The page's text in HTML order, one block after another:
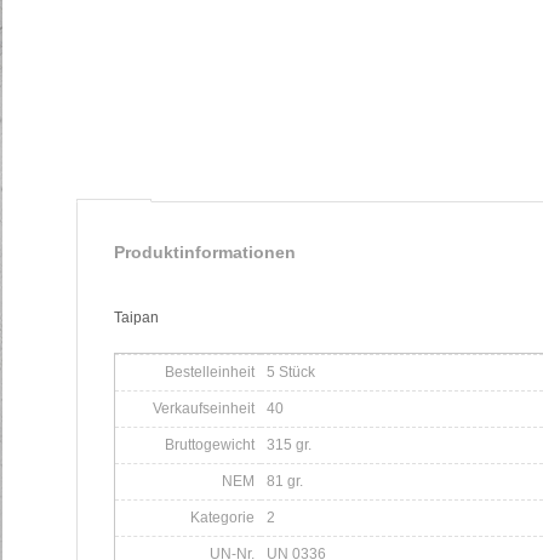
Produktinformationen
Taipan
Bestelleinheit 5 Stück
Verkaufseinheit 40
Bruttogewicht 315 gr.
NEM 81 gr.
Kategorie 2
UN-Nr. UN 0336